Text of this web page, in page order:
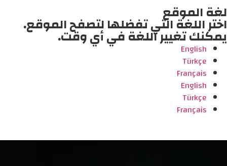
لغة الموقع
اختر اللغة التي تفضلها لتصفح الموقع.
يمكنك تغيير اللغة في أي وقت.
English
Türkçe
Français
English
Türkçe
Français